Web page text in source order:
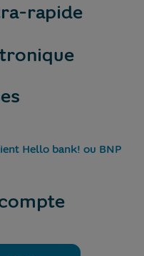
rapide
Hello bank! ou BNP